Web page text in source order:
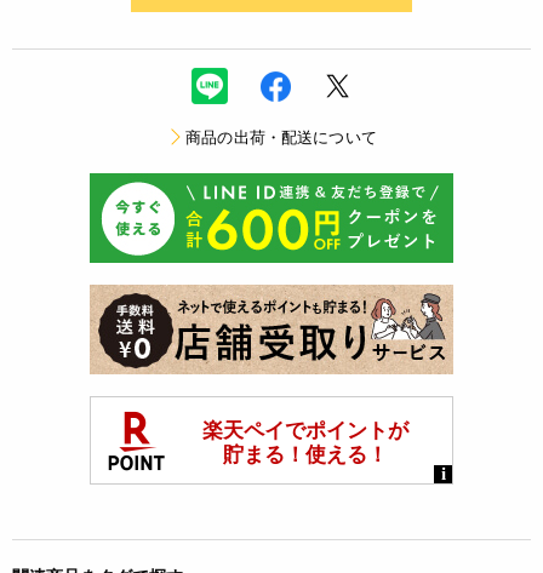
商品の出荷・配送について